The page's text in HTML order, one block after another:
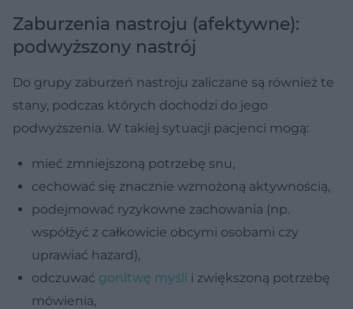
Zaburzenia nastroju (afektywne):
podwyższony nastrój
Do grupy zaburzeń nastroju zaliczane są również te
stany, podczas których dochodzi do jego
podwyższenia. W takiej sytuacji pacjenci mogą:
mieć zmniejszoną potrzebę snu,
cechować się znacznie wzmożoną aktywnością,
podejmować ryzykowne zachowania (np.
współżyć z całkowicie obcymi osobami czy
uprawiać hazard),
odczuwać gonitwę myśli i zwiększoną potrzebę
mówienia,